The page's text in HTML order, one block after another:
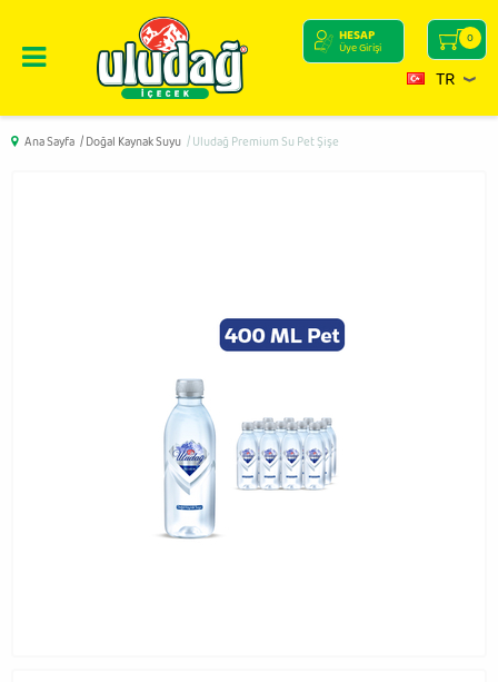
0
HESAP
Üye Girişi
TR
Ana Sayfa / Doğal Kaynak Suyu / Uludağ Premium Su Pet Şişe